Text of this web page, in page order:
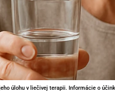
úlohu v liečivej terapii. Informácie o